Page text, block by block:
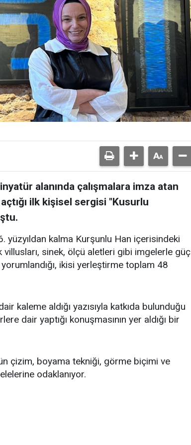
alanında çalışmalara imza atan
ilk kişisel sergisi "Kusurlu
yüzyıldan kalma Kurşunlu Han içerisindeki
villusları, sinek, ölçü aletleri gibi imgelerle güç
ikisi yerleştirme toplam 48
kaleme aldığı yazısıyla katkıda bulunduğu
dair yaptığı konuşmasının yer aldığı bir
çizim, boyama tekniği, görme biçimi ve
odaklanıyor.